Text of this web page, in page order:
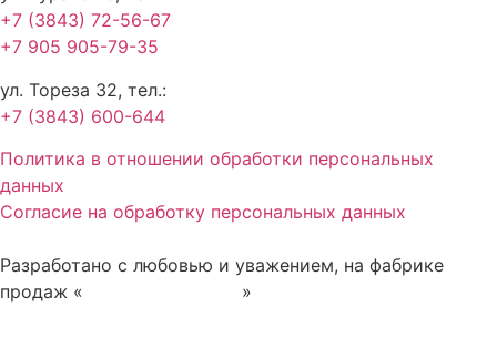
+7 (3843) 72-56-67
+7 905 905-79-35
ул. Тореза 32, тел.:
+7 (3843) 600-644
Политика в отношении обработки персональных
данных
Согласие на обработку персональных данных
Разработано с любовью и уважением, на фабрике
продаж «
»